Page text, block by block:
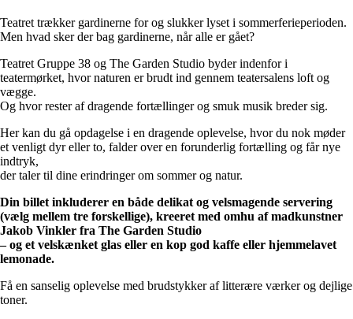
Teatret trækker gardinerne for og slukker lyset i sommerferieperioden.
Men hvad sker der bag gardinerne, når alle er gået?
Teatret Gruppe 38 og The Garden Studio byder indenfor i
teatermørket, hvor naturen er brudt ind gennem teatersalens loft og
vægge.
Og hvor rester af dragende fortællinger og smuk musik breder sig.
Her kan du gå opdagelse i en dragende oplevelse, hvor du nok møder
et venligt dyr eller to, falder over en forunderlig fortælling og får nye
indtryk,
der taler til dine erindringer om sommer og natur.
Din billet inkluderer en både delikat og velsmagende servering
(vælg mellem tre forskellige), kreeret med omhu af madkunstner
Jakob Vinkler fra The Garden Studio
– og et velskænket glas eller en kop god kaffe eller hjemmelavet
lemonade.
Få en sanselig oplevelse med brudstykker af litterære værker og dejlige
toner.